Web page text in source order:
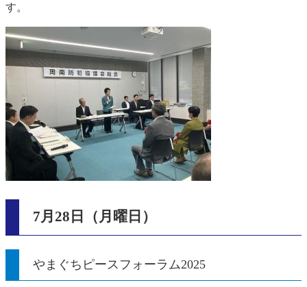
す。
7月28日（月曜日）
やまぐちピースフォーラム2025